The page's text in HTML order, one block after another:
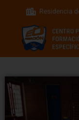
Residencia